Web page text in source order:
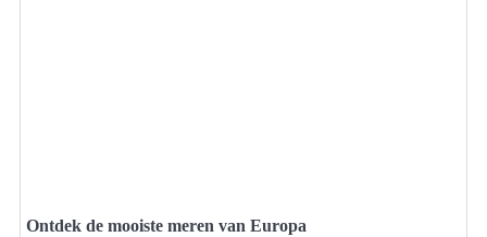
Ontdek de mooiste meren van Europa